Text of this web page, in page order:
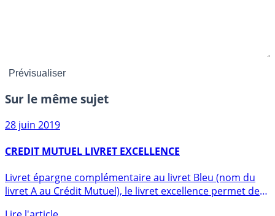
Sur le même sujet
28 juin 2019
CREDIT MUTUEL LIVRET EXCELLENCE